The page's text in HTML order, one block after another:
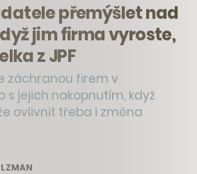
přemýšlet nad
jim firma vyroste,
z JPF
záchranou firem v
s jejich nakopnutím, když
ovlivnit třeba i změna